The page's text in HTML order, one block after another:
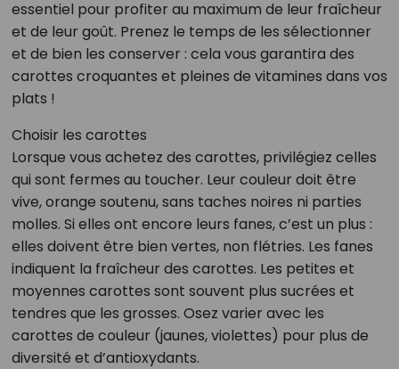
essentiel pour profiter au maximum de leur fraîcheur
et de leur goût. Prenez le temps de les sélectionner
et de bien les conserver : cela vous garantira des
carottes croquantes et pleines de vitamines dans vos
plats !
Choisir les carottes
Lorsque vous achetez des carottes, privilégiez celles
qui sont fermes au toucher. Leur couleur doit être
vive, orange soutenu, sans taches noires ni parties
molles. Si elles ont encore leurs fanes, c’est un plus :
elles doivent être bien vertes, non flétries. Les fanes
indiquent la fraîcheur des carottes. Les petites et
moyennes carottes sont souvent plus sucrées et
tendres que les grosses. Osez varier avec les
carottes de couleur (jaunes, violettes) pour plus de
diversité et d’antioxydants.